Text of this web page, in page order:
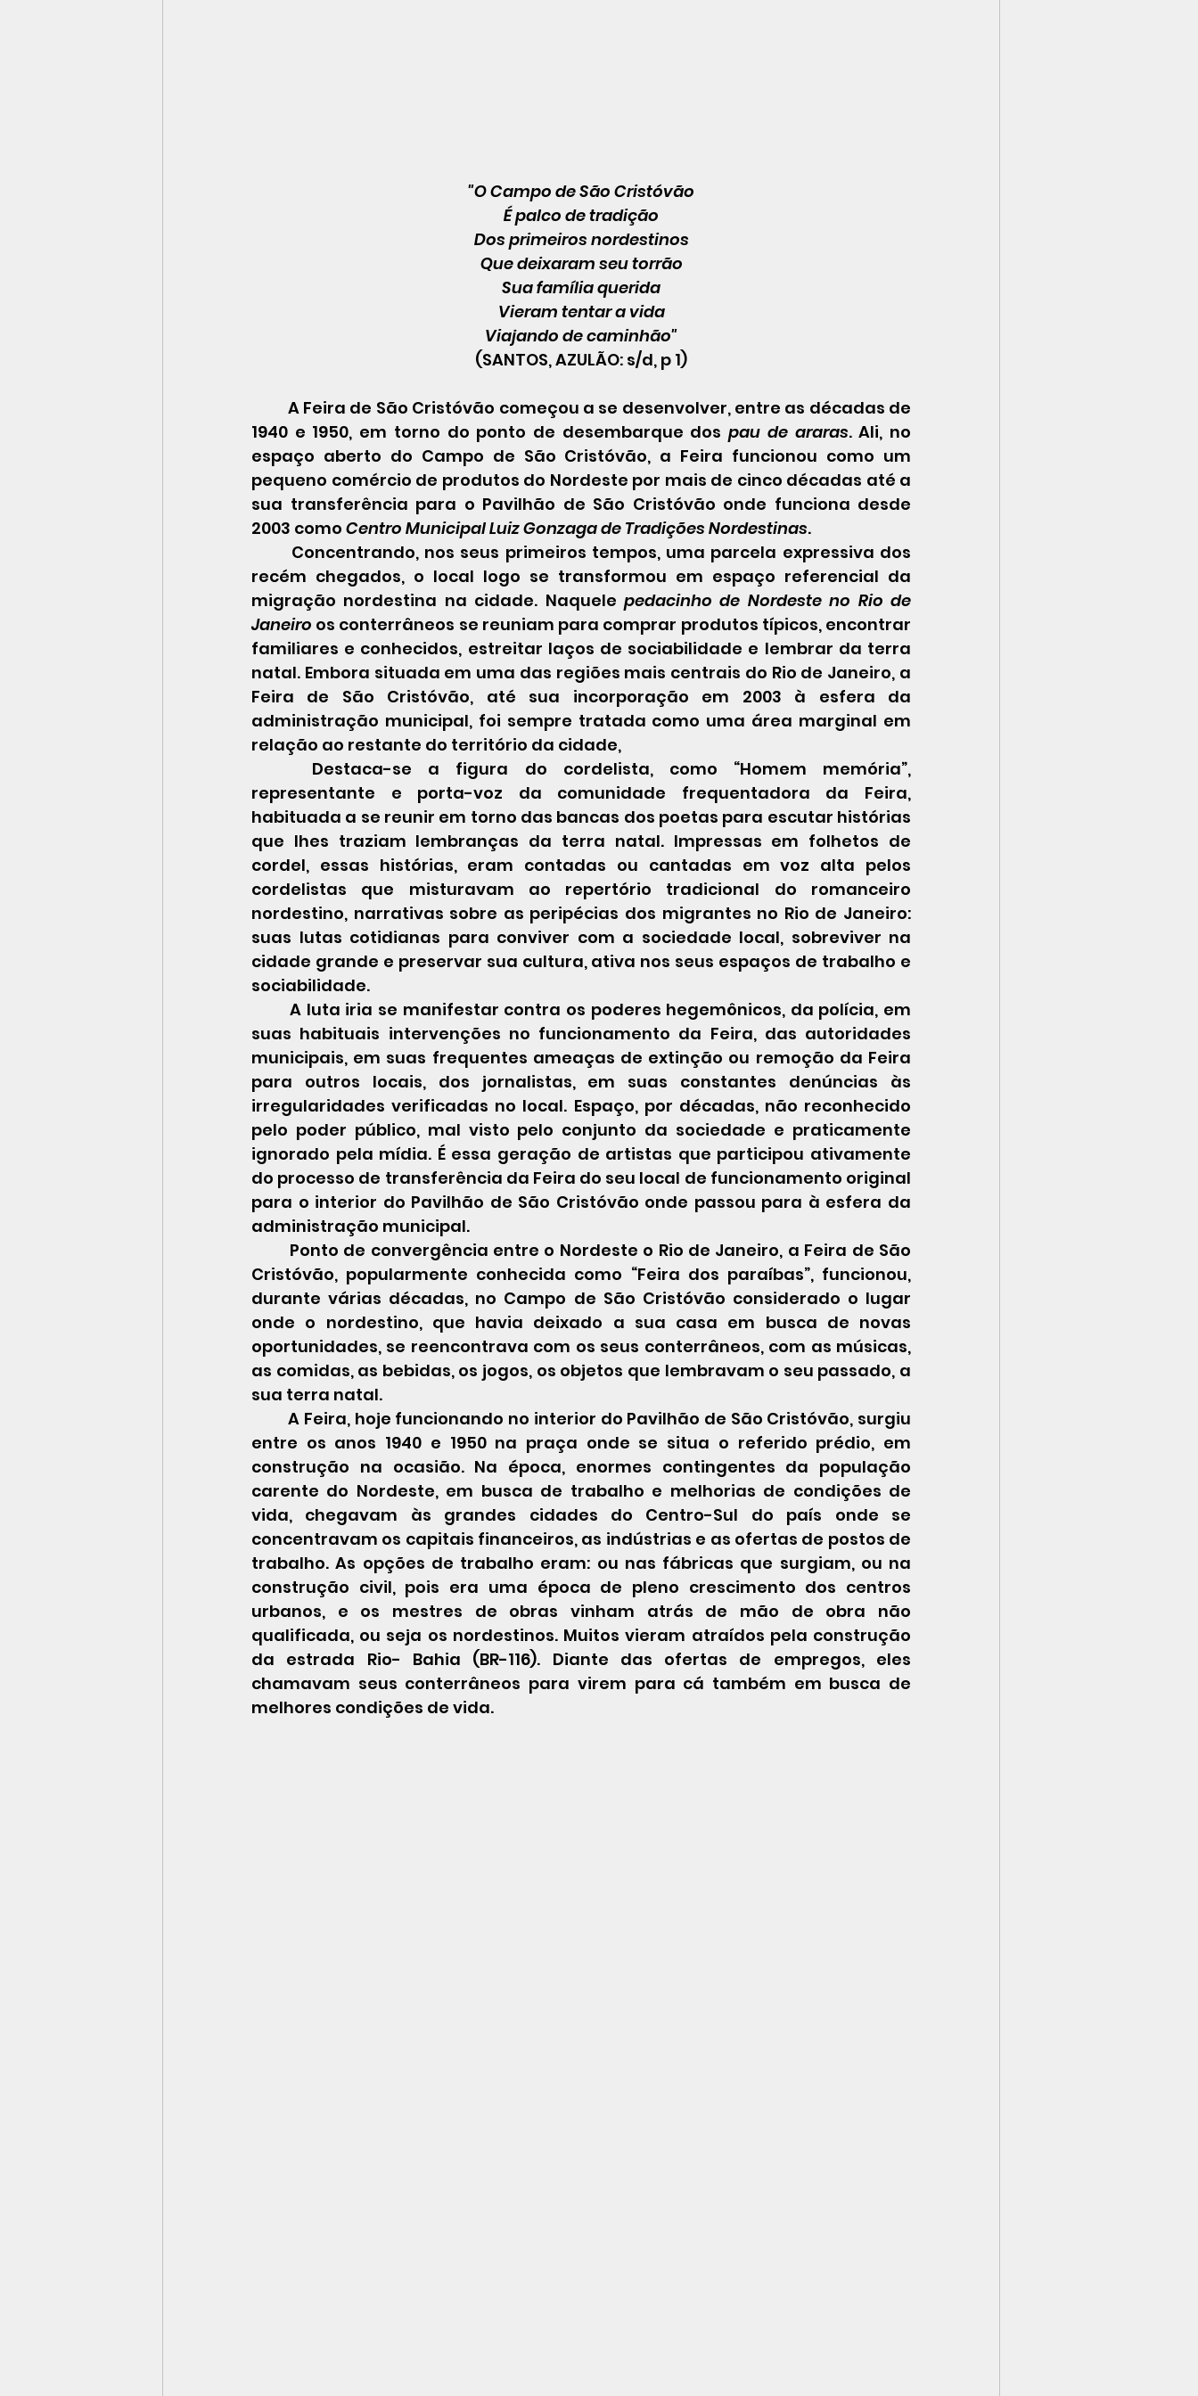
"O Campo de São Cristóvão
É palco de tradição
Dos primeiros nordestinos
Que deixaram seu torrão
Sua família querida
Vieram tentar a vida
Viajando de caminhão"
(SANTOS, AZULÃO: s/d, p 1)
1940 e 1950, em torno do ponto de desembarque dos pau de araras. Ali, no
espaço aberto do Campo de São Cristóvão, a Feira funcionou como um
pequeno comércio de produtos do Nordeste por mais de cinco décadas até a
sua transferência para o Pavilhão de São Cristóvão onde funciona desde
2003 como Centro Municipal Luiz Gonzaga de Tradições Nordestinas.
recém chegados, o local logo se transformou em espaço referencial da
migração nordestina na cidade. Naquele pedacinho de Nordeste no Rio de
Janeiro os conterrâneos se reuniam para comprar produtos típicos, encontrar
familiares e conhecidos, estreitar laços de sociabilidade e lembrar da terra
natal. Embora situada em uma das regiões mais centrais do Rio de Janeiro, a
Feira de São Cristóvão, até sua incorporação em 2003 à esfera da
administração municipal, foi sempre tratada como uma área marginal em
relação ao restante do território da cidade,
representante e porta-voz da comunidade frequentadora da Feira,
habituada a se reunir em torno das bancas dos poetas para escutar histórias
que lhes traziam lembranças da terra natal. Impressas em folhetos de
cordel, essas histórias, eram contadas ou cantadas em voz alta pelos
cordelistas que misturavam ao repertório tradicional do romanceiro
nordestino, narrativas sobre as peripécias dos migrantes no Rio de Janeiro:
suas lutas cotidianas para conviver com a sociedade local, sobreviver na
cidade grande e preservar sua cultura, ativa nos seus espaços de trabalho e
sociabilidade.
suas habituais intervenções no funcionamento da Feira, das autoridades
municipais, em suas frequentes ameaças de extinção ou remoção da Feira
para outros locais, dos jornalistas, em suas constantes denúncias às
irregularidades verificadas no local. Espaço, por décadas, não reconhecido
pelo poder público, mal visto pelo conjunto da sociedade e praticamente
ignorado pela mídia. É essa geração de artistas que participou ativamente
do processo de transferência da Feira do seu local de funcionamento original
para o interior do Pavilhão de São Cristóvão onde passou para à esfera da
administração municipal.
Cristóvão, popularmente conhecida como “Feira dos paraíbas”, funcionou,
durante várias décadas, no Campo de São Cristóvão considerado o lugar
onde o nordestino, que havia deixado a sua casa em busca de novas
oportunidades, se reencontrava com os seus conterrâneos, com as músicas,
as comidas, as bebidas, os jogos, os objetos que lembravam o seu passado, a
sua terra natal.
entre os anos 1940 e 1950 na praça onde se situa o referido prédio, em
construção na ocasião. Na época, enormes contingentes da população
carente do Nordeste, em busca de trabalho e melhorias de condições de
vida, chegavam às grandes cidades do Centro-Sul do país onde se
concentravam os capitais financeiros, as indústrias e as ofertas de postos de
trabalho. As opções de trabalho eram: ou nas fábricas que surgiam, ou na
construção civil, pois era uma época de pleno crescimento dos centros
urbanos, e os mestres de obras vinham atrás de mão de obra não
qualificada, ou seja os nordestinos. Muitos vieram atraídos pela construção
da estrada Rio- Bahia (BR-116). Diante das ofertas de empregos, eles
chamavam seus conterrâneos para virem para cá também em busca de
melhores condições de vida.